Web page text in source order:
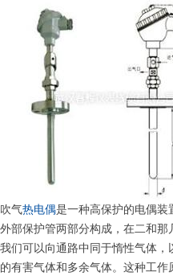
吹气热电偶是一种高保护的电偶装
外部保护管两部分构成，在二和
我们可以向通路中同于惰性气体
的有害气体和多余气体。这种工